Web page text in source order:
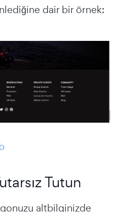
dair bir örnek:
Tutun
altbilginizde